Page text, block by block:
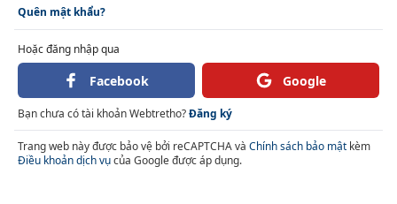
Quên mật khẩu?
Hoặc đăng nhập qua
Facebook Google
Bạn chưa có tài khoản Webtretho?Đăng ký
Trang web này được bảo vệ bởi reCAPTCHA và Chính sách bảo mật kèm
Điều khoản dịch vụcủa Google được áp dụng.